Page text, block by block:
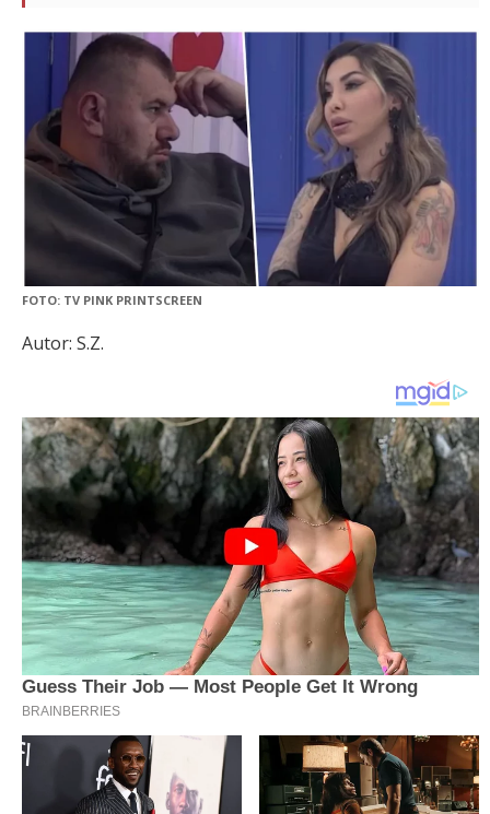
FOTO: TV PINK PRINTSCREEN
Autor: S.Z.